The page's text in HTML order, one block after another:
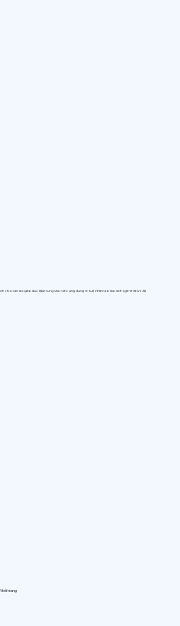
cho cán bộ giáo dục tập trung vào việc ứng dụng trí tuệ nhân tạo tạo sinh (generative AI)
thời trang